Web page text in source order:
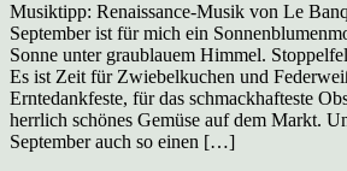
Musiktipp: Renaissance-Musik von Le
September ist für mich ein
Sonne unter graublauem Himmel.
Es ist Zeit für Zwiebelkuchen und
Erntedankfeste, für das schmackhafteste
herrlich schönes Gemüse auf dem Markt.
September auch so einen […]